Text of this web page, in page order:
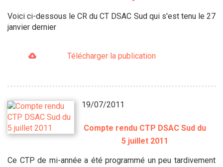
Voici ci-dessous le CR du CT DSAC Sud qui s'est tenu le 27
janvier dernier
Télécharger la publication
19/07/2011
Compte rendu CTP DSAC Sud du
5 juillet 2011
Ce CTP de mi-année a été programmé un peu tardivement